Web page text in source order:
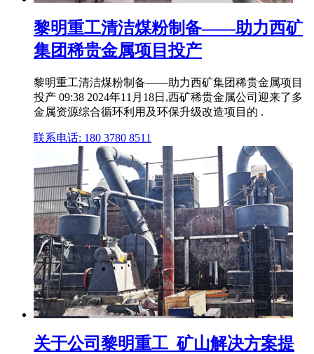
黎明重工清洁煤粉制备——助力西矿
集团稀贵金属项目投产
黎明重工清洁煤粉制备——助力西矿集团稀贵金属项目
投产 09:38 2024年11月18日,西矿稀贵金属公司迎来了多
金属资源综合循环利用及环保升级改造项目的 .
联系电话: 180 3780 8511
关于公司黎明重工_矿山解决方案提